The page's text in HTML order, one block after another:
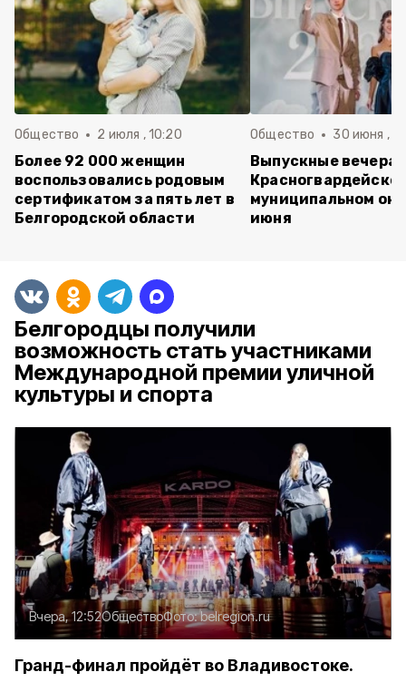
Общество 2 июля , 10:20
Более 92 000 женщин
воспользовались родовым
сертификатом за пять лет в
Белгородской области
Общество 30 июня ,
Выпускные вечера
муниципальном
июня
Белгородцы получили
возможность стать участниками
Международной премии уличной
культуры и спорта
Вчера, 12:52ОбществоФото:belregion.ru
Гранд-финал пройдёт во Владивостоке.